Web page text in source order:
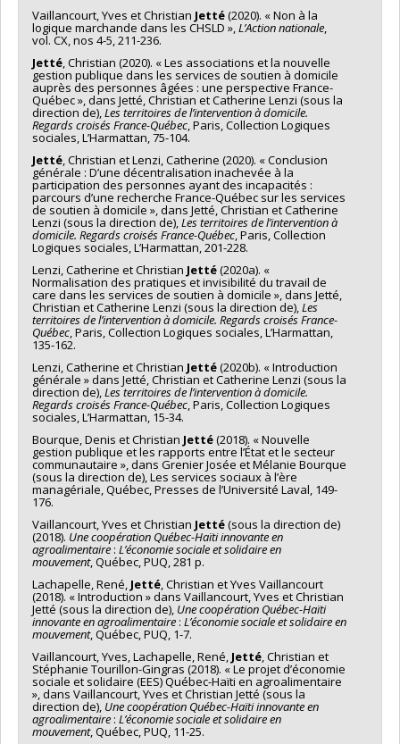
Vaillancourt, Yves et Christian Jetté(2020). « Non à la
logique marchande dans les CHSLD »,L’Action nationale,
vol. CX, nos 4-5, 211-236.
Jetté, Christian (2020). « Les associations et la nouvelle
gestion publique dans les services de soutien à domicile
auprès des personnes âgées : une perspective France-
Québec », dans Jetté, Christian et Catherine Lenzi (sous la
direction de),Les territoires de l’intervention à domicile.
Regards croisés France-Québec, Paris, Collection Logiques
sociales, L’Harmattan, 75-104.
Jetté, Christian et Lenzi, Catherine (2020). « Conclusion
générale : D’une décentralisation inachevée à la
participation des personnes ayant des incapacités :
parcours d’une recherche France-Québec sur les services
de soutien à domicile », dans Jetté, Christian et Catherine
Lenzi (sous la direction de),Les territoires de l’intervention à
domicile. Regards croisés France-Québec, Paris, Collection
Logiques sociales, L’Harmattan, 201-228.
Lenzi, Catherine et Christian Jetté(2020a). «
Normalisation des pratiques et invisibilité du travail de
care dans les services de soutien à domicile », dans Jetté,
Christian et Catherine Lenzi (sous la direction de),Les
territoires de l’intervention à domicile. Regards croisés France-
Québec, Paris, Collection Logiques sociales, L’Harmattan,
135-162.
Lenzi, Catherine et Christian Jetté(2020b). « Introduction
générale » dans Jetté, Christian et Catherine Lenzi (sous la
direction de),Les territoires de l’intervention à domicile.
Regards croisés France-Québec, Paris, Collection Logiques
sociales, L’Harmattan, 15-34.
Bourque, Denis et Christian Jetté(2018). « Nouvelle
gestion publique et les rapports entre l’État et le secteur
communautaire », dans Grenier Josée et Mélanie Bourque
(sous la direction de), Les services sociaux à l’ère
managériale, Québec, Presses de l’Université Laval, 149-
176.
Vaillancourt, Yves et Christian Jetté(sous la direction de)
(2018). Une coopération Québec-Haïti innovante en
agroalimentaire : L’économie sociale et solidaire en
mouvement, Québec, PUQ, 281 p.
Lachapelle, René, Jetté, Christian et Yves Vaillancourt
(2018). « Introduction » dans Vaillancourt, Yves et Christian
Jetté (sous la direction de), Une coopération Québec-Haïti
innovante en agroalimentaire : L’économie sociale et solidaire en
mouvement, Québec, PUQ, 1-7.
Vaillancourt, Yves, Lachapelle, René, Jetté, Christian et
Stéphanie Tourillon-Gingras (2018). « Le projet d’économie
sociale et solidaire (EES) Québec-Haïti en agroalimentaire
», dans Vaillancourt, Yves et Christian Jetté (sous la
direction de), Une coopération Québec-Haïti innovante en
agroalimentaire : L’économie sociale et solidaire en
mouvement, Québec, PUQ, 11-25.